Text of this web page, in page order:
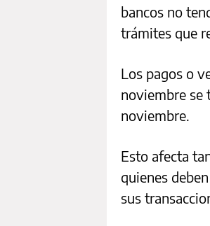
bancos no
trámites que
Los pagos o
noviembre se
noviembre.
Esto afecta
quienes
sus